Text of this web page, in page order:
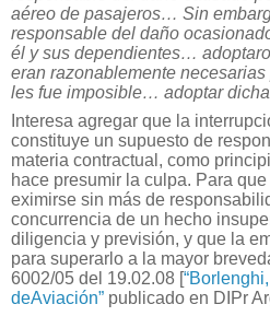
aéreo de pasajeros… Sin
responsable del daño
él y sus dependientes…
eran razonablemente
les fue imposible… adoptar
Interesa agregar que la
constituye un supuesto de
materia contractual, como
hace presumir la culpa. Para
eximirse sin más de
concurrencia de un hecho
diligencia y previsión, y que la
para superarlo a la mayor
6002/05 del 19.02.08 [
deAviación” publicado en DIPr